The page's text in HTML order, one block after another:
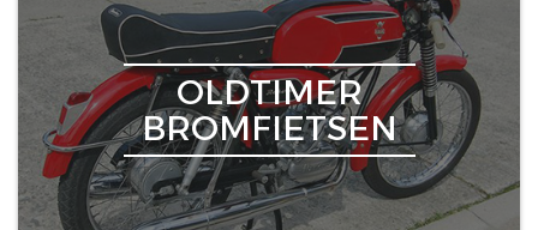
OLDTIMER
BROMFIETSEN